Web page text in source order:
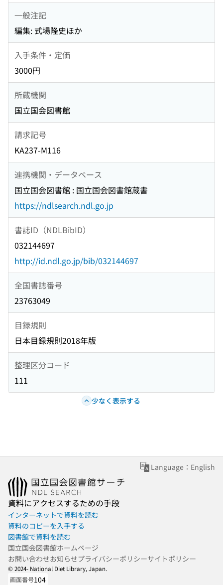
一般注記
編集: 式場隆史ほか
入手条件・定価
3000円
所蔵機関
国立国会図書館
請求記号
KA237-M116
連携機関・データベース
国立国会図書館 : 国立国会図書館蔵書
https://ndlsearch.ndl.go.jp
書誌ID（NDLBibID）
032144697
http://id.ndl.go.jp/bib/032144697
全国書誌番号
23763049
目録規則
日本目録規則2018年版
整理区分コード
111
少なく表示する
Language：English
資料にアクセスするための手段
インターネットで資料を読む
資料のコピーを入手する
図書館で資料を読む
国立国会図書館ホームページ
お問い合わせお知らせプライバシーポリシーサイトポリシー
© 2024- National Diet Library, Japan.
画面番号104